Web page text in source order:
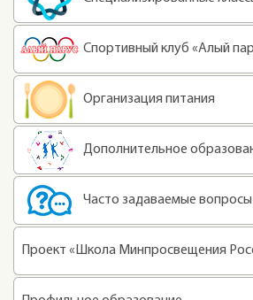
Спортивный клуб «Алый
Организация питания
Дополнительное
Часто задаваемые вопросы
Проект «Школа Минпросвещения